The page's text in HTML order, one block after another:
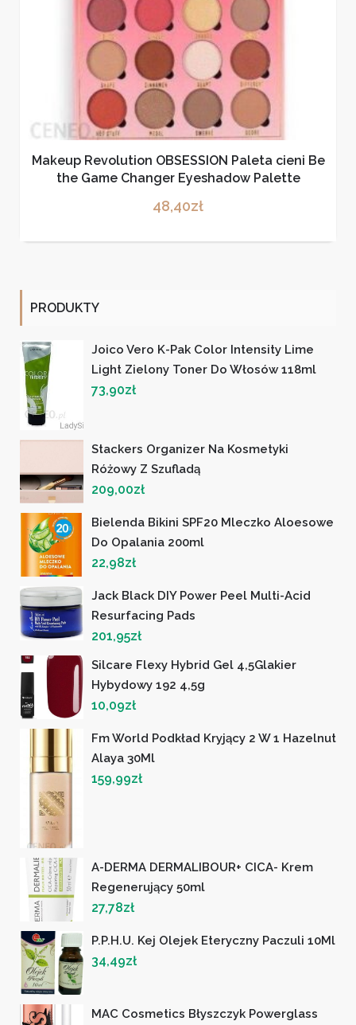
Makeup Revolution OBSESSION Paleta cieni Be
the Game Changer Eyeshadow Palette
48,40zł
PRODUKTY
Joico Vero K-Pak Color Intensity Lime
Light Zielony Toner Do Włosów 118ml
73,90zł
Stackers Organizer Na Kosmetyki
Różowy Z Szufladą
209,00zł
Bielenda Bikini SPF20 Mleczko Aloesowe
Do Opalania 200ml
22,98zł
Jack Black DIY Power Peel Multi-Acid
Resurfacing Pads
201,95zł
Silcare Flexy Hybrid Gel 4,5Glakier
Hybydowy 192 4,5g
10,09zł
Fm World Podkład Kryjący 2 W 1 Hazelnut
Alaya 30Ml
159,99zł
A-DERMA DERMALIBOUR+ CICA- Krem
Regenerujący 50ml
27,78zł
P.P.H.U. Kej Olejek Eteryczny Paczuli 10Ml
34,49zł
MAC Cosmetics Błyszczyk Powerglass